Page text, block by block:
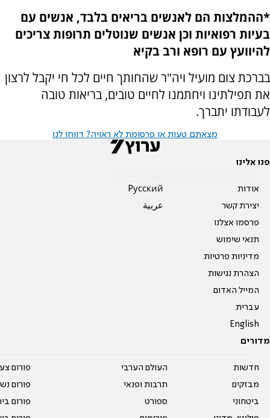
*ההמלצות הם לאנשים בריאים בלבד, אנשים עם
בעיות רפואיות וכן אנשים שנוטלים תרופות צריכים
להיוועץ עם רופא ורב בקיא
בברכת צום מועיל ויה"ר שהחותך חיים לכל חי יקבל לרצון
את תפילתינו ויחתמנו לחיים טובים, בריאות טובה
לעבודתו יתברך.
מצאתם טעות או פרסומת לא ראויה? דווחו לנו
פנו אלינו
אודות
יצירת קשר
פרסמו אצלנו
תנאי שימוש
מדיניות פרטיות
הצהרת נגישות
המייל האדום
עברית
English
Pусский
عربية
מדורים
חדשות
מבזקים
ביטחוני
העולם הערבי
תרבות ופנאי
ספורט
פורום
פורום
פורום